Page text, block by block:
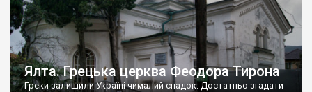
Ялта. Грецька церква Феодора Тирона
Греки залишили Україні чималий спадок. Достатньо згадати